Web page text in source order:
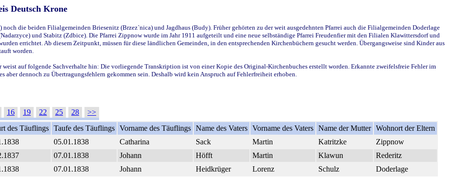
Deutsch Krone
die beiden Filialgemeinden Briesenitz (Brzez`nica) und Jagdhaus (Budy). Früher gehörten zu der weit ausgedehnten Pfarrei auch die Filialgemeinden Doderlage
und Stabitz (Zdbice). Die Pfarrei Zippnow wurde im Jahr 1911 aufgeteilt und eine neue selbständige Pfarrei Freudenfier mit den Filialen Klawittersdorf und
errichtet. Ab diesem Zeitpunkt, müssen für diese ländlichen Gemeinden, in den entsprechenden Kirchenbüchern gesucht werden. Übergangsweise sind Kinder aus
worden.
weist auf folgende Sachverhalte hin: Die vorliegende Transkription ist von einer Kopie des Original-Kirchenbuches erstellt worden. Erkannte zweifelsfreie Fehler im
dennoch zu Übertragungsfehlern gekommen sein. Deshalb wird kein Anspruch auf Fehlerfreiheit erhoben.
16 19 22 25 28
>>
des Täuflings Taufe des Täuflings Vorname des Täuflings Name des Vaters Vorname des Vaters Name der Mutter Wohnort der Eltern
05.01.1838 Catharina Sack Martin Katritzke
Zippnow
07.01.1838 Johann Höfft Martin Klawun
Rederitz
07.01.1838 Johann Heidkrüger Lorenz Schulz Doderlage